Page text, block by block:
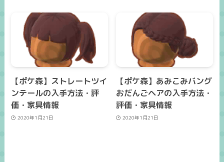
【ポケ森】ストレートツイ
ンテールの入手方法・評
価・家具情報
2020年1月21日
【ポケ森】あみこみバング
おだんごヘアの入手方法・
評価・家具情報
2020年1月21日